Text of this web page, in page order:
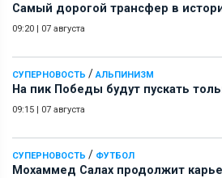
Самый дорогой трансфер в
09:20 | 07 августа
СУПЕРНОВОСТЬ / АЛЬПИНИЗМ
На пик Победы будут пускать
09:15 | 07 августа
СУПЕРНОВОСТЬ / ФУТБОЛ
Мохаммед Салах продолжит